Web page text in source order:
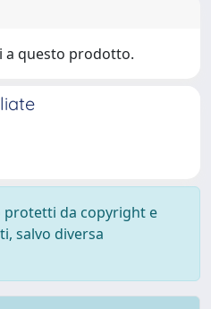
a questo prodotto.
protetti da copyright e
salvo diversa